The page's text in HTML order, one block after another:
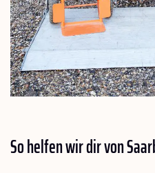
So helfen wir dir von